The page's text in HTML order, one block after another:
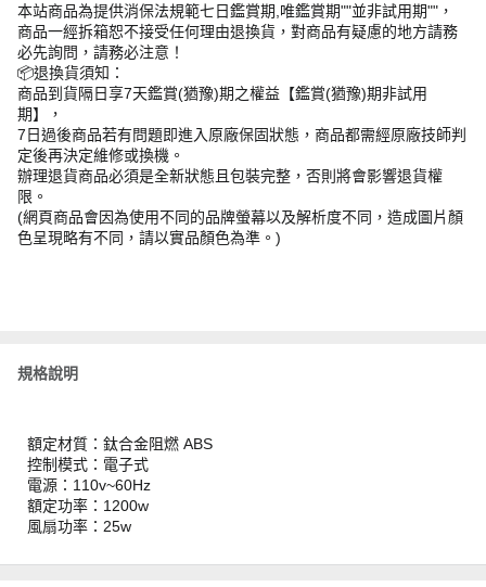
本站商品為提供消保法規範七日鑑賞期,唯鑑賞期""並非試用期""，
商品一經拆箱恕不接受任何理由退換貨，對商品有疑慮的地方請務
必先詢問，請務必注意！
📦退換貨須知：
商品到貨隔日享7天鑑賞(猶豫)期之權益【鑑賞(猶豫)期非試用
期】，
7日過後商品若有問題即進入原廠保固狀態，商品都需經原廠技師判
定後再決定維修或換機。
辦理退貨商品必須是全新狀態且包裝完整，否則將會影響退貨權
限。
(網頁商品會因為使用不同的品牌螢幕以及解析度不同，造成圖片顏
色呈現略有不同，請以實品顏色為準。)
規格說明
額定材質：鈦合金阻燃 ABS
控制模式：電子式
電源：110v~60Hz
額定功率：1200w
風扇功率：25w